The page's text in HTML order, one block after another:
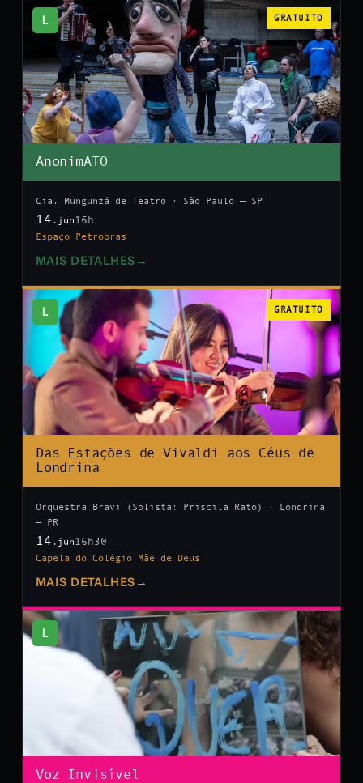
L GRATUITO
AnonimATO
Cia. Mungunzá de Teatro · São Paulo — SP
14 .jun 16h
Espaço Petrobras
MAIS DETALHES →
L GRATUITO
Das Estações de Vivaldi aos Céus de
Londrina
Orquestra Bravi (Solista: Priscila Rato) · Londrina
— PR
14 .jun 16h30
Capela do Colégio Mãe de Deus
MAIS DETALHES →
L
Voz Invisível